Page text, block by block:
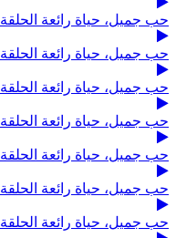
حب جميل، حياة رائعة الحلقة 10
حب جميل، حياة رائعة الحلقة 11
حب جميل، حياة رائعة الحلقة 12
حب جميل، حياة رائعة الحلقة 13
حب جميل، حياة رائعة الحلقة 14
حب جميل، حياة رائعة الحلقة 15
حب جميل، حياة رائعة الحلقة 16